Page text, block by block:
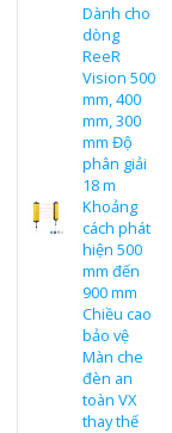
Dành cho
dòng
ReeR
Vision 500
mm, 400
mm, 300
mm Độ
phân giải
18 m
Khoảng
cách phát
hiện 500
mm đến
900 mm
Chiều cao
bảo vệ
Màn che
đèn an
toàn VX
thay thế